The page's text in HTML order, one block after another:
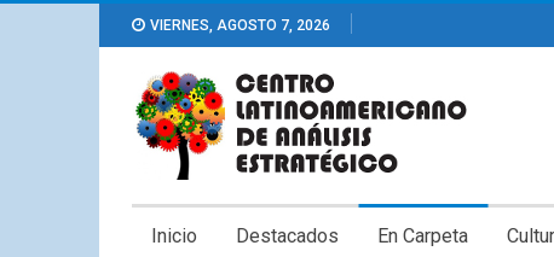
VIERNES, AGOSTO 7, 2026
Inicio Destacados En Carpeta